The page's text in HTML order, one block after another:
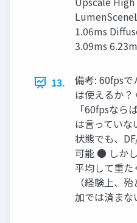
1.06ms
3.09ms
13.
備考: 60fpsで
は使えるか
「60fpsなら
は言ってい
状態でも、
可能 ● しか
平均して重た
（経験上、
加では済まな